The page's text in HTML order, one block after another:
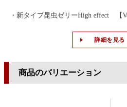
・新タイプ昆虫ゼリーHigh effect 【
詳細を見る
商品のバリエーション